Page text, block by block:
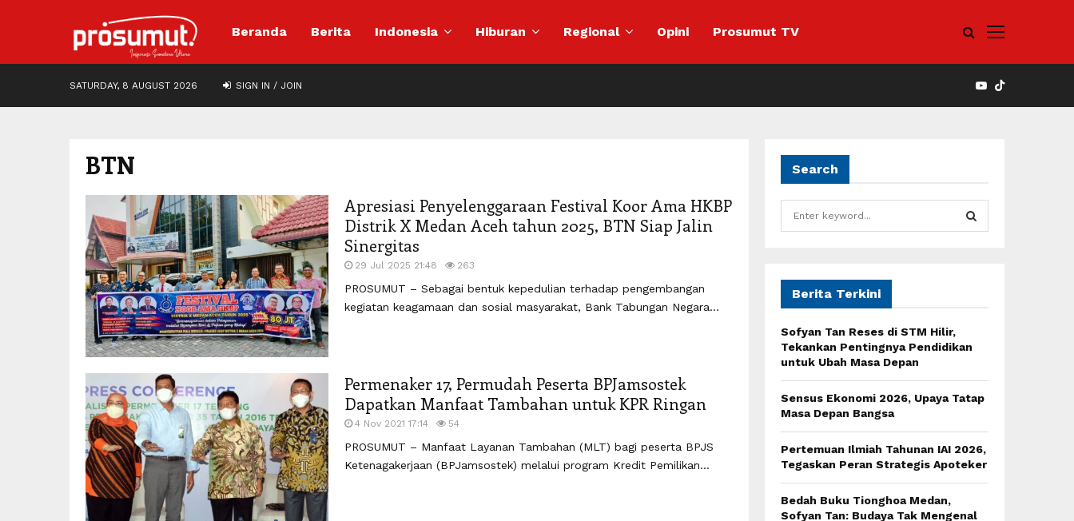
Beranda Berita Indonesia Hiburan Regional Opini Prosumut TV
SATURDAY, 8 AUGUST 2026 SIGN IN / JOIN YOUTUBE
BTN
Apresiasi Penyelenggaraan Festival Koor Ama HKBP
Distrik X Medan Aceh tahun 2025, BTN Siap Jalin
Sinergitas
29 Jul 2025 21:48 263
PROSUMUT – Sebagai bentuk kepedulian terhadap pengembangan
kegiatan keagamaan dan sosial masyarakat, Bank Tabungan Negara...
Permenaker 17, Permudah Peserta BPJamsostek
Dapatkan Manfaat Tambahan untuk KPR Ringan
4 Nov 2021 17:14 54
PROSUMUT – Manfaat Layanan Tambahan (MLT) bagi peserta BPJS
Ketenagakerjaan (BPJamsostek) melalui program Kredit Pemilikan...
Search
f
r
:
R
Berita Terkini
Sofyan Tan Reses di STM Hilir,
Tekankan Pentingnya Pendidikan
untuk Ubah Masa Depan
Sensus Ekonomi 2026, Upaya Tatap
Masa Depan Bangsa
Pertemuan Ilmiah Tahunan IAI 2026,
Tegaskan Peran Strategis Apoteker
Bedah Buku Tionghoa Medan,
Sofyan Tan: Budaya Tak Mengenal